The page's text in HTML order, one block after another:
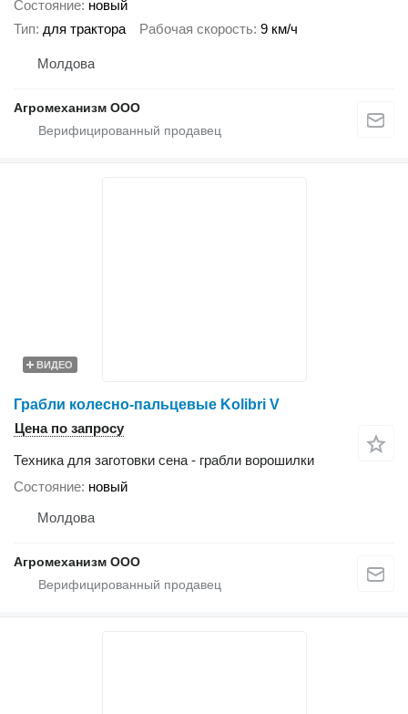
Состояние новый
Тип для трактора Рабочая скорость 9 км/ч
Молдова
Агромеханизм ООО
ВИДЕО
Грабли колесно-пальцевые Kolibri V
Цена по запросу
Техника для заготовки сена - грабли ворошилки
Состояние новый
Молдова
Агромеханизм ООО